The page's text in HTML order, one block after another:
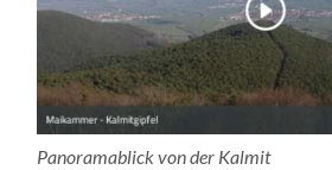
Panoramablick von der Kalmit